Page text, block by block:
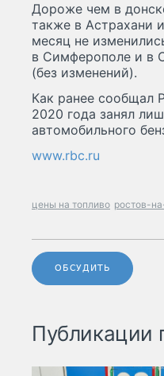
Дороже чем в
также в Астрахани
месяц не
в Симферополе и в
(без изменений).
Как ранее сообщал
2020 года занял
автомобильного
www.rbc.ru
цены на топливо ростов-
ОБСУДИТЬ
Публикации